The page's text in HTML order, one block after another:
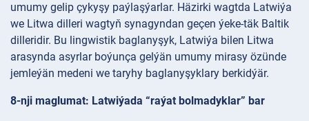
umumy gelip çykyşy paýlaşýarlar. Häzirki wagtda Latwiýa
we Litwa dilleri wagtyň synagyndan geçen ýeke-täk Baltik
dilleridir. Bu lingwistik baglanyşyk, Latwiýa bilen Litwa
arasynda asyrlar boýunça gelýän umumy mirasy özünde
jemleýän medeni we taryhy baglanyşyklary berkidýär.
8-nji maglumat: Latwiýada “raýat bolmadyklar” bar